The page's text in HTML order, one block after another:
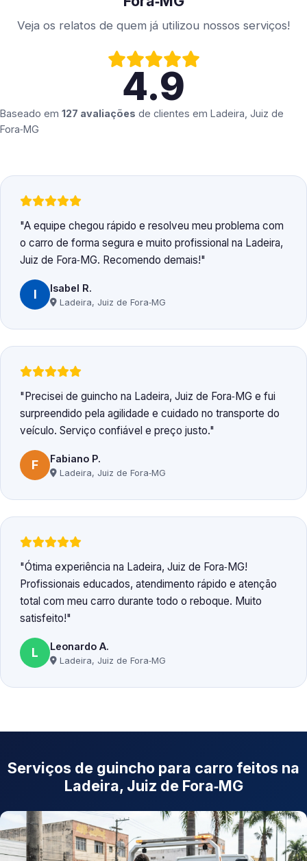
Veja os relatos de quem já utilizou nossos serviços!
4.9
Baseado em 127 avaliações de clientes em Ladeira, Juiz de
Fora‑MG
A equipe chegou rápido e resolveu meu problema com
o carro de forma segura e muito profissional na Ladeira,
Juiz de Fora‑MG. Recomendo demais!
I Isabel R.
Ladeira, Juiz de Fora‑MG
Precisei de guincho na Ladeira, Juiz de Fora‑MG e fui
surpreendido pela agilidade e cuidado no transporte do
veículo. Serviço confiável e preço justo.
F Fabiano P.
Ladeira, Juiz de Fora‑MG
Ótima experiência na Ladeira, Juiz de Fora‑MG!
Profissionais educados, atendimento rápido e atenção
total com meu carro durante todo o reboque. Muito
satisfeito!
L Leonardo A.
Ladeira, Juiz de Fora‑MG
Serviços de guincho para carro feitos na
Ladeira, Juiz de Fora‑MG